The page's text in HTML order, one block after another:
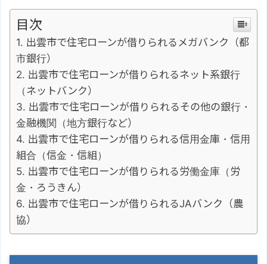
目次
出雲市で住宅ローンが借りられるメガバンク（都
市銀行）
出雲市で住宅ローンが借りられるネット系銀行
（ネットバンク）
出雲市で住宅ローンが借りられるその他の銀行・
金融機関（地方銀行など）
出雲市で住宅ローンが借りられる信用金庫・信用
組合（信金・信組）
出雲市で住宅ローンが借りられる労働金庫（労
金・ろうきん）
出雲市で住宅ローンが借りられるJAバンク（農
協）